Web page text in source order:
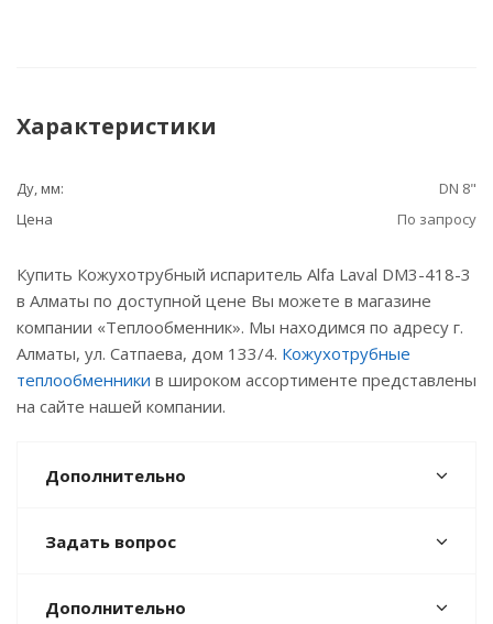
Характеристики
Ду, мм:
DN 8"
Цена
По запросу
Купить Кожухотрубный испаритель Alfa Laval DM3-418-3
в Алматы по доступной цене Вы можете в магазине
компании «Теплообменник». Мы находимся по адресу г.
Алматы, ул. Сатпаева, дом 133/4. Кожухотрубные
теплообменники в широком ассортименте представлены
на сайте нашей компании.
Дополнительно
Задать вопрос
Дополнительно